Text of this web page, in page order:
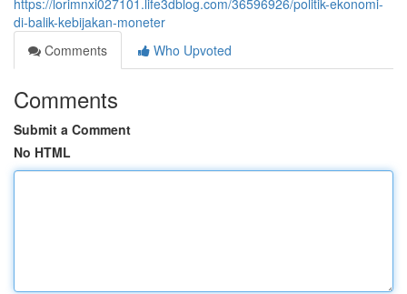
https://lorimnxi027101.life3dblog.com/36596926/politik-ekonomi-
di-balik-kebijakan-moneter
Comments
Who Upvoted
Comments
Submit a Comment
No HTML